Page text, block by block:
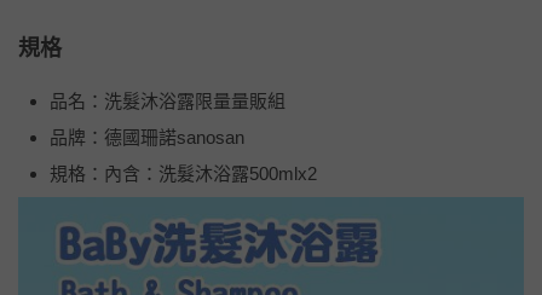
規格
品名：洗髮沐浴露限量量販組
品牌：德國珊諾sanosan
規格：內含：洗髮沐浴露500mlx2